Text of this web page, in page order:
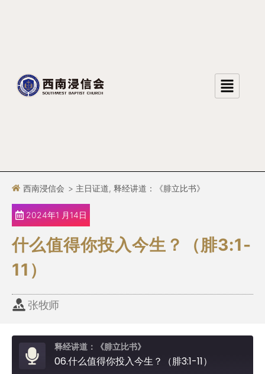
西南浸信会 > 主日证道, 释经讲道：《腓立比书》
2024年1 月14日
什么值得你投入今生？（腓3:1-
11）
张牧师
释经讲道：《腓立比书》
06.什么值得你投入今生？（腓3:1-11）